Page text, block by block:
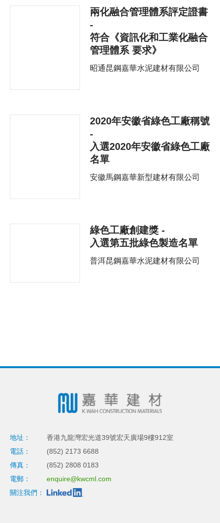
兩化融合管理體系評定證書
-
符合《資訊化和工業化融合
管理體系 要求》
昭通昆鋼嘉華水泥建材有限公司
2020年安徽省綠色工廠稱號
-
入選2020年安徽省綠色工廠
名單
安徽馬鋼嘉華新型建材有限公司
綠色工廠創建獎 -
入選第五批綠色製造名單
普洱昆鋼嘉華水泥建材有限公司
地址：
香港九龍灣宏光道39號宏天廣場9樓912室
電話：
(852) 2173 6688
傳真：
(852) 2808 0183
電郵：
enquire@kwcml.com
關注我們：